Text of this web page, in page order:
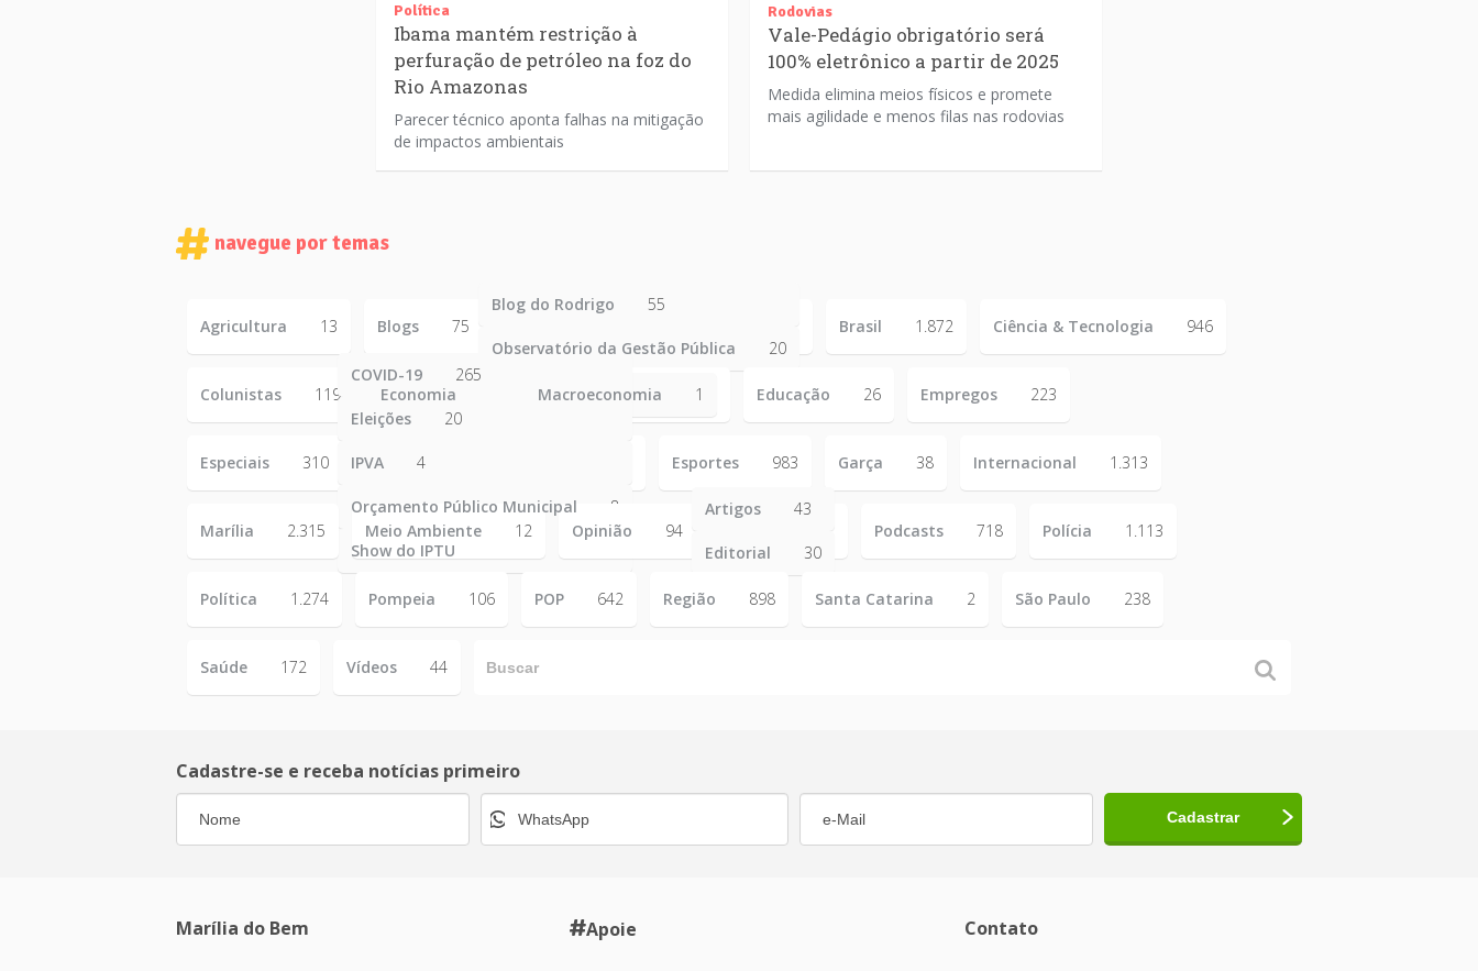
Política
Ibama mantém restrição à
perfuração de petróleo na foz do
Rio Amazonas
Parecer técnico aponta falhas na mitigação
de impactos ambientais
Rodovias
Vale-Pedágio obrigatório será
100% eletrônico a partir de 2025
Medida elimina meios físicos e promete
mais agilidade e menos filas nas rodovias
navegue por temas
Agricultura 13 Blogs 75
Blog do Rodrigo 55
Observatório da Gestão Pública 20
Brasil 1.872 Ciência & Tecnologia 946
Colunistas 119 Economia Macroeconomia 1 Educação 26 Empregos 223
Especiais 310
COVID-19 265
Eleições 20
IPVA 4
Orçamento Público Municipal 8
Show do IPTU
Esportes 983 Garça 38 Internacional 1.313
Marília 2.315 Meio Ambiente 12 Opinião 94
Artigos 43
Editorial 30
Podcasts 718 Polícia 1.113
Política 1.274 Pompeia 106 POP 642 Região 898 Santa Catarina 2 São Paulo 238
Saúde 172 Vídeos 44
Cadastre-se e receba notícias primeiro
Marília do Bem Apoie Contato